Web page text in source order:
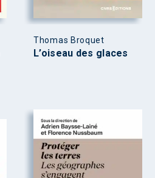
Thomas Broquet
L’oiseau des glaces